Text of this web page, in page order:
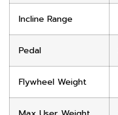
Incline Range
Pedal
Flywheel Weight